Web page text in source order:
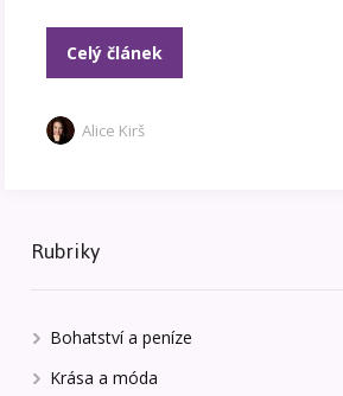
Celý článek
Alice Kirš
Rubriky
Bohatství a peníze
Krása a móda